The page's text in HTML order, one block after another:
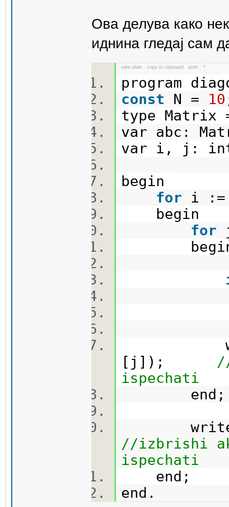
Ова делува како
иднина гледај сам
view plain copy to clipboard print ?
program
const N = 10
type Matrix
var abc:
var i, j:
begin
for i
begin
for
[j]);
ispechati
//izbrishi
ispechati
end;
end.